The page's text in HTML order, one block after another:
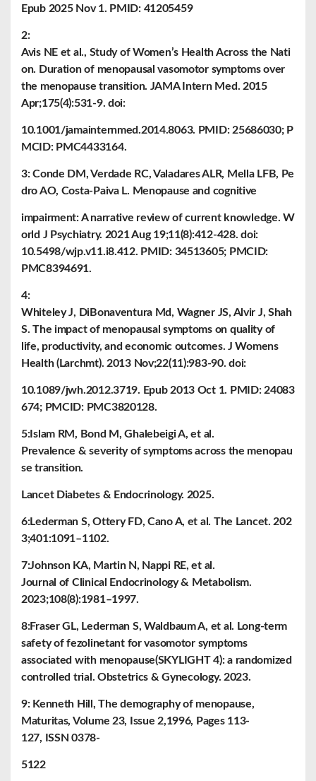
Epub 2025 Nov 1. PMID: 41205459
2:
Avis NE et al., Study of Women’s Health Across the Nati
on. Duration of menopausal vasomotor symptoms over
the menopause transition. JAMA Intern Med. 2015
Apr;175(4):531-9. doi:
10.1001/jamainternmed.2014.8063. PMID: 25686030; P
MCID: PMC4433164.
3: Conde DM, Verdade RC, Valadares ALR, Mella LFB, Pe
dro AO, Costa-Paiva L. Menopause and cognitive
impairment: A narrative review of current knowledge. W
orld J Psychiatry. 2021 Aug 19;11(8):412-428. doi:
10.5498/wjp.v11.i8.412. PMID: 34513605; PMCID:
PMC8394691.
4:
Whiteley J, DiBonaventura Md, Wagner JS, Alvir J, Shah
S. The impact of menopausal symptoms on quality of
life, productivity, and economic outcomes. J Womens
Health (Larchmt). 2013 Nov;22(11):983-90. doi:
10.1089/jwh.2012.3719. Epub 2013 Oct 1. PMID: 24083
674; PMCID: PMC3820128.
5:Islam RM, Bond M, Ghalebeigi A, et al.
Prevalence & severity of symptoms across the menopau
se transition.
Lancet Diabetes & Endocrinology. 2025.
6:Lederman S, Ottery FD, Cano A, et al. The Lancet. 202
3;401:1091–1102.
7:Johnson KA, Martin N, Nappi RE, et al.
Journal of Clinical Endocrinology & Metabolism.
2023;108(8):1981–1997.
8:Fraser GL, Lederman S, Waldbaum A, et al. Long-term
safety of fezolinetant for vasomotor symptoms
associated with menopause(SKYLIGHT 4): a randomized
controlled trial. Obstetrics & Gynecology. 2023.
9: Kenneth Hill, The demography of menopause,
Maturitas, Volume 23, Issue 2,1996, Pages 113-
127, ISSN 0378-
5122